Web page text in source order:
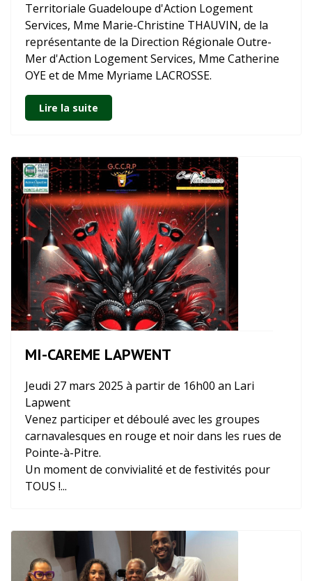
Territoriale Guadeloupe d'Action Logement
Services, Mme Marie-Christine THAUVIN, de la
représentante de la Direction Régionale Outre-
Mer d'Action Logement Services, Mme Catherine
OYE et de Mme Myriame LACROSSE.
Lire la suite
MI-CAREME LAPWENT
Jeudi 27 mars 2025 à partir de 16h00 an Lari
Lapwent
Venez participer et déboulé avec les groupes
carnavalesques en rouge et noir dans les rues de
Pointe-à-Pitre.
Un moment de convivialité et de festivités pour
TOUS !...